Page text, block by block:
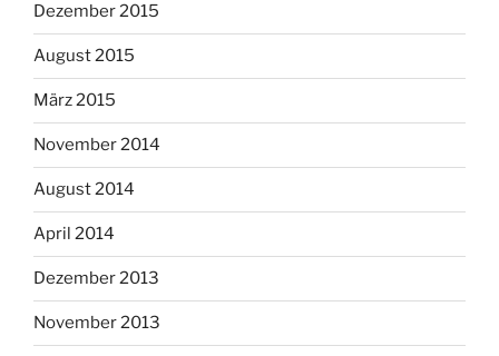
Dezember 2015
August 2015
März 2015
November 2014
August 2014
April 2014
Dezember 2013
November 2013